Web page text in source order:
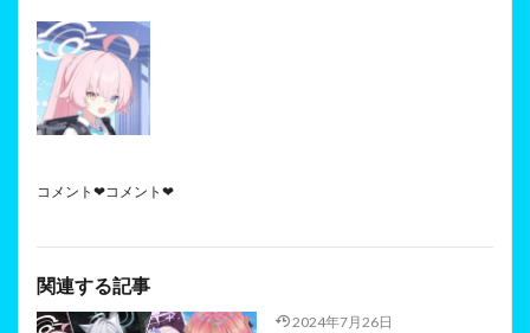
コメント❤コメント❤
関連する記事
2024年7月26日